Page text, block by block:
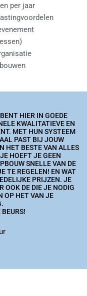
per jaar
HIER IN GOEDE
KWALITATIEVE EN
MET HUN SYSTEEM
PAST BIJ JOUW
HET BESTE VAN ALLES
HOEFT JE GEEN
SNELLE VAN DE
TE REGELEN! EN WAT
PRIJZEN. JE
OOK DE DIE JE NODIG
OP HET VAN JE